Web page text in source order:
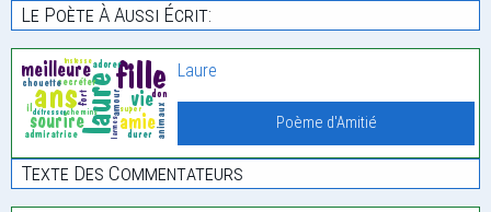
Le Poète À Aussi Écrit:
Laure
Poème d'Amitié
Texte Des Commentateurs